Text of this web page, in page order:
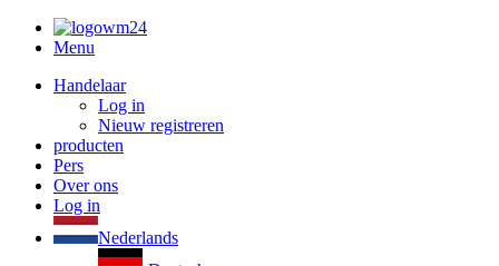
Menu
Handelaar
Log in
Nieuw registreren
producten
Pers
Over ons
Log in
Nederlands